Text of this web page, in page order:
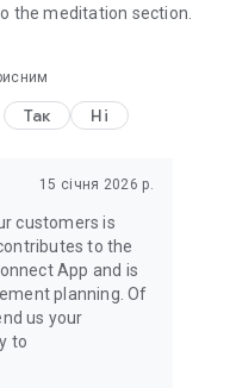
the meditation section.
Так Ні
15 січня 2026 р.
customers is
to the
App and is
planning. Of
us your
to